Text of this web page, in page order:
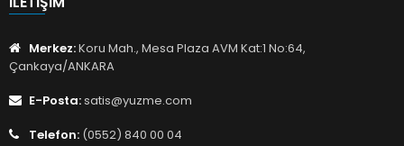
Merkez:Koru Mah., Mesa Plaza AVM Kat:1 No:64,
Çankaya/ANKARA
E-Posta:satis@yuzme.com
Telefon: (0552) 840 00 04